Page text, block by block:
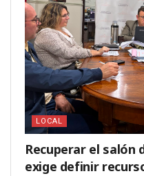
LOCAL
Recuperar el salón
exige definir